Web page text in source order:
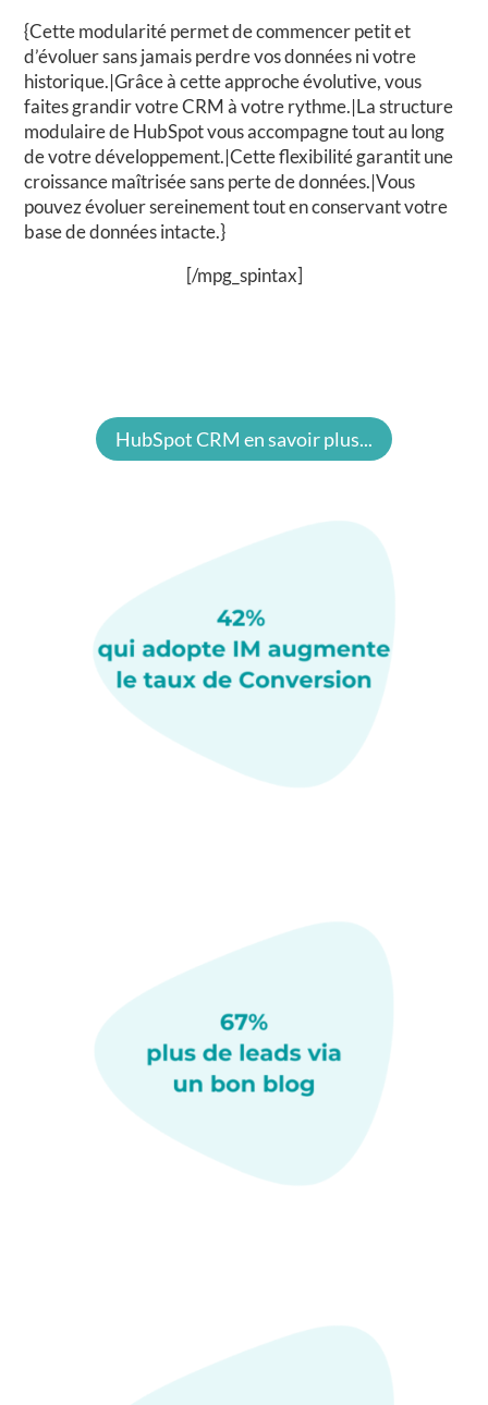
{Cette modularité permet de commencer petit et
d’évoluer sans jamais perdre vos données ni votre
historique.|Grâce à cette approche évolutive, vous
faites grandir votre CRM à votre rythme.|La structure
modulaire de HubSpot vous accompagne tout au long
de votre développement.|Cette flexibilité garantit une
croissance maîtrisée sans perte de données.|Vous
pouvez évoluer sereinement tout en conservant votre
base de données intacte.}
[/mpg_spintax]
HubSpot CRM en savoir plus...